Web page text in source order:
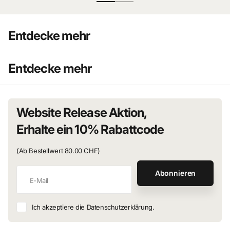
Entdecke mehr
Entdecke mehr
Website Release Aktion,
Erhalte ein 10% Rabattcode
(Ab Bestellwert 80.00 CHF)
Abonnieren
Ich akzeptiere die Datenschutzerklärung.